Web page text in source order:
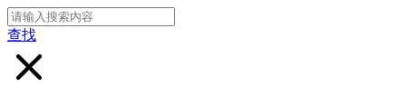
查找